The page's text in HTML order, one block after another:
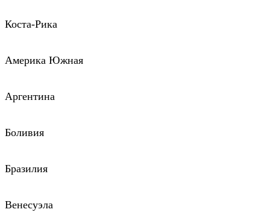
Коста-Рика
Америка Южная
Аргентина
Боливия
Бразилия
Венесуэла